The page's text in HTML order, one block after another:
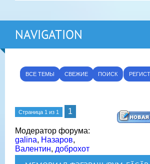
NAVIGATION
ВСЕ ТЕМЫ СВЕЖИЕ ПОИСК
Страница 1 из 1 1
Модератор форума:
galina, Назаров,
Валентин, доброхот